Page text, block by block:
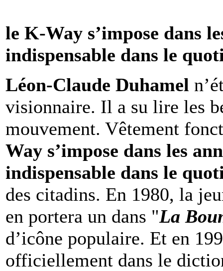
le K-Way s’impose dans
indispensable dans le
Léon-Claude Duhamel
visionnaire. Il a su lire les
mouvement. Vêtement
Way s’impose dans les
indispensable dans le
des citadins. En 1980, la
en portera un dans "La
d’icône populaire. Et en
officiellement dans le